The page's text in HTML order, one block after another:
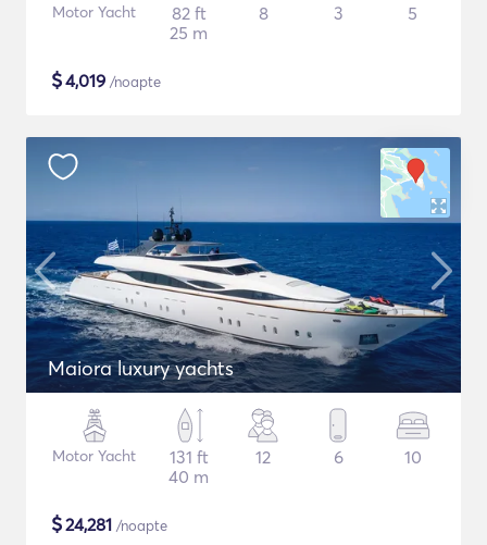
Motor Yacht
82 ft
25 m
8 3 5
$4,019 /noapte
Maiora luxury yachts
Motor Yacht
131 ft
40 m
12 6 10
$24,281 /noapte